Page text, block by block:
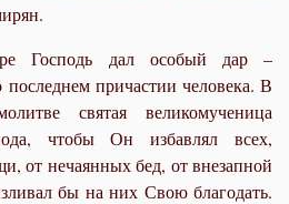
Господь дал особый дар –
причастии человека. В
святая великомученица
чтобы Он избавлял всех,
от нечаянных бед, от внезапной
бы на них Свою благодать.